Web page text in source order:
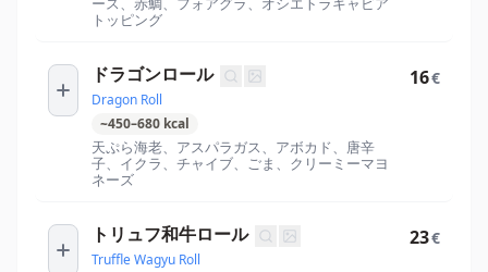
トッピング
ドラゴンロール
Dragon Roll
~450–680 kcal
天ぷら海老、アスパラガス、アボカド、唐辛
子、イクラ、チャイブ、ごま、クリーミーマヨ
ネーズ
16€
トリュフ和牛ロール
Truffle Wagyu Roll
23€